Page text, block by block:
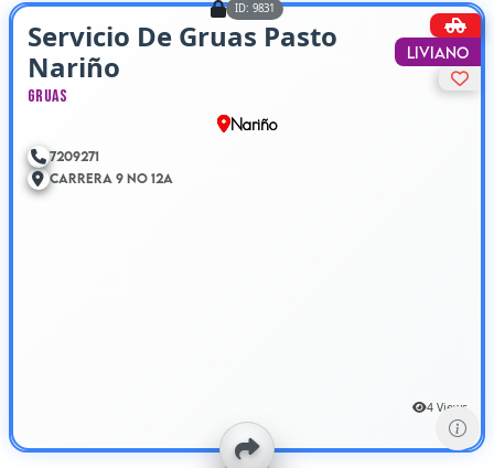
ID: 9831
Liviano
Servicio De Gruas Pasto
Nariño
Gruas
Nariño
7209271
Carrera 9 No 12A
4 Views